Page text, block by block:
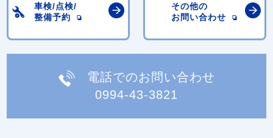
車検/点検/
整備予約
その他の
お問い合わせ
電話でのお問い合わせ
0994-43-3821